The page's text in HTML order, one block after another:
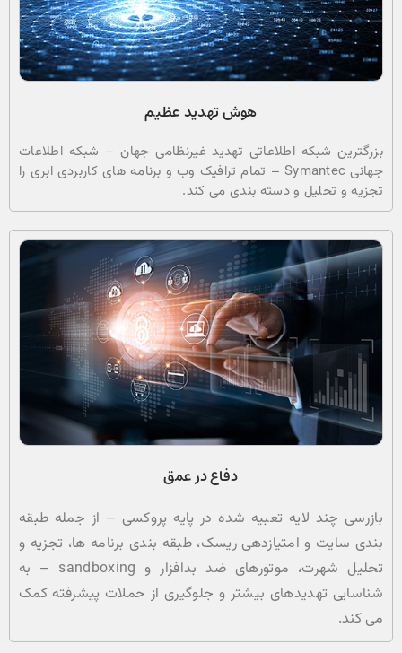
هوش تهدید عظیم
بزرگترین شبکه اطلاعاتی تهدید غیرنظامی جهان – شبکه اطلاعات
جهانی Symantec – تمام ترافیک وب و برنامه های کاربردی ابری را
تجزیه و تحلیل و دسته بندی می کند.
دفاع در عمق
بازرسی چند لایه تعبیه شده در پایه پروکسی – از جمله طبقه
بندی سایت و امتیازدهی ریسک، طبقه بندی برنامه ها، تجزیه و
تحلیل شهرت، موتورهای ضد بدافزار و sandboxing – به
شناسایی تهدیدهای بیشتر و جلوگیری از حملات پیشرفته کمک
می کند.